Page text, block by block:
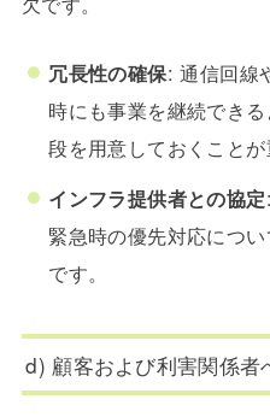
冗長性の確保: 通信回線
時にも事業を継続でき
段を用意しておくことが
インフラ提供者との協定
緊急時の優先対応につ
です。
d) 顧客および利害関係者